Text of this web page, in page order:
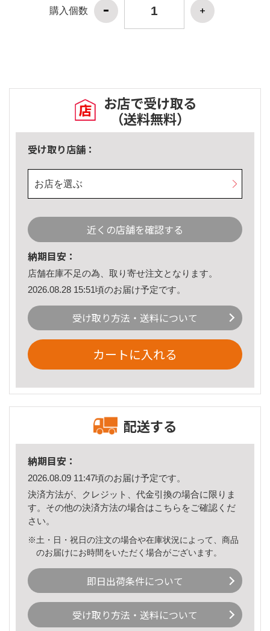
購入個数
お店で受け取る
（送料無料）
受け取り店舗：
お店を選ぶ
近くの店舗を確認する
納期目安：
店舗在庫不足の為、取り寄せ注文となります。
2026.08.28 15:51頃のお届け予定です。
受け取り方法・送料について
カートに入れる
配送する
納期目安：
2026.08.09 11:47頃のお届け予定です。
決済方法が、クレジット、代金引換の場合に限りま
す。その他の決済方法の場合はこちら をご確認くだ
さい。
※土・日・祝日の注文の場合や在庫状況によって、商品
のお届けにお時間をいただく場合がございます。
即日出荷条件について
受け取り方法・送料について